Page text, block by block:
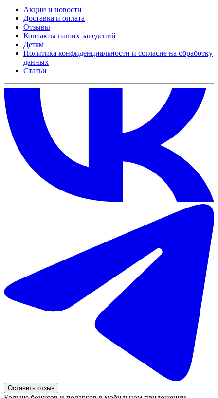
Акции и новости
Доставка и оплата
Отзывы
Контакты наших заведений
Детям
Политика конфиденциальности и согласие на обработку
данных
Статьи
Оставить отзыв